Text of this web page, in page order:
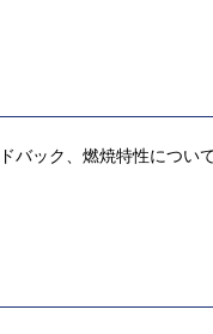
ック、燃焼特性につ